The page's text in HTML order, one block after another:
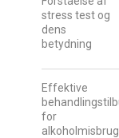
stress test og
dens
betydning
Effektive
for
alkoholmisbrug